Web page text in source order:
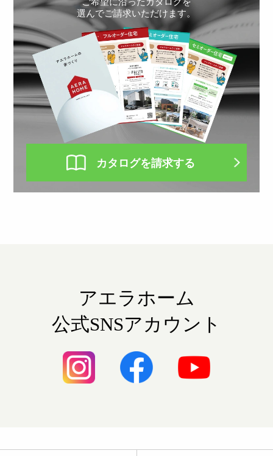
選んでご請求いただけます。
カタログを請求する
アエラホーム
公式SNSアカウント